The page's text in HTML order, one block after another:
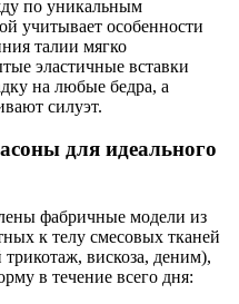
по уникальным
учитывает особенности
талии мягко
эластичные вставки
на любые бедра, а
силуэт.
для идеального
фабричные модели из
к телу смесовых тканей
вискоза, деним),
в течение всего дня: